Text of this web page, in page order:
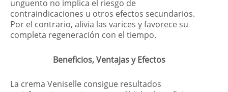
unguento no implica el riesgo de
contraindicaciones u otros efectos secundarios.
Por el contrario, alivia las varices y favorece su
completa regeneración con el tiempo.
Beneficios, Ventajas y Efectos
La crema Veniselle consigue resultados